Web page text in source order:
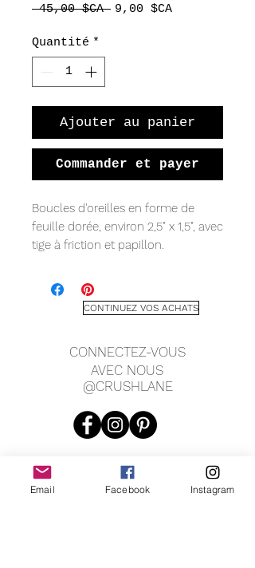
45,00 $CA Prix
9,00 $CAPrix
Quantité *
Ajouter au panier
Commander et payer
Boucles d'oreilles en forme de
feuille dorée, environ 2,5" x 1,5", avec
tige à friction et papillon.
CONTINUEZ VOS ACHATS
CONNECTEZ-VOUS
AVEC NOUS
@CRUSHLANE
JOIN OUR MAILING LIST
Email Facebook Instagram